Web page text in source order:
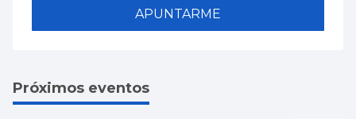
APUNTARME
Próximos eventos